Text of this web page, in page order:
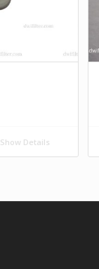
Show Details